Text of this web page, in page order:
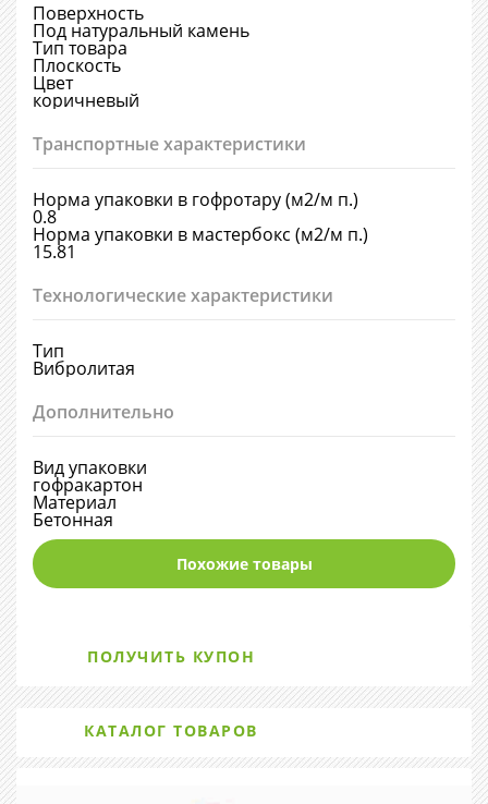
Поверхность
Под натуральный камень
Тип товара
Плоскость
Цвет
коричневый
Транспортные характеристики
Норма упаковки в гофротару (м2/м п.)
0.8
Норма упаковки в мастербокс (м2/м п.)
15.81
Технологические характеристики
Тип
Вибролитая
Дополнительно
Вид упаковки
гофракартон
Материал
Бетонная
Похожие товары
ПОЛУЧИТЬ КУПОН
КАТАЛОГ ТОВАРОВ